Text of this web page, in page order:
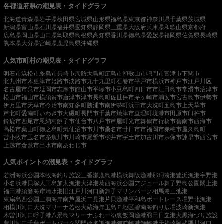
各都道府県の潮見表・タイドグラフ
北海道青森県岩手県秋田県宮城県山形県福島県東京都神奈川県千葉県茨城県
新潟県富山県石川県福井県愛知県静岡県三重県大阪府兵庫県和歌山県京都府
広島県岡山県山口県鳥取県島根県高知県香川県徳島県愛媛県福岡県佐賀県長崎県
熊本県大分県宮崎県 鹿児島県沖縄県
人気市町村の潮見表・タイドグラフ
明石市浜松市糸島市長崎市周防大島町広島市和歌山市鳴門市富津市下関市
北九州市木更津市姫路市淡路市九十九里町石巻市平戸市横浜市神戸市江戸川区
名古屋市呉市延岡市志摩市館山市平塚市小豆島町四日市市江田島市常滑市沼津市
松山市福山市横須賀市唐津市津市長島町佐世保市茅ヶ崎市浦安市宮古島市伊勢市
伊万里市天草市今治市南知多町勝浦市南伊勢町浜田市大洗町五島市 上天草市
芦北町愛南町いわき市大磯町長門市千葉市焼津市亘理町境港市田原市臼杵市
鈴鹿市西尾市恩納村銚子市仙台市八戸市芦屋町光市舞鶴市行橋市碧南市西海市
高松市葉山町徳之島町気仙沼市市川市桑名市廿日市市福岡市赤穂市屋久島町
苫小牧市玉名市糸魚川市 川崎市尾鷲市柳井市宇土市加古川市宗像市諫早市西宮市
上越市倉敷市出水市南あわじ市
人気ポイントの潮見表・タイドグラフ
若洲海浜公園本牧海釣り施設三番瀬 鹿島港横浜舞阪漁港那珂湊港豊浜漁港宇野港
小名浜港 貝塚人工島加太漁港大津港葛西海浜公園アジュール舞子野島公園閖上港
福田港須磨海岸清水港 旧江戸川河口 新舞子マリンパーク相馬港三池港
東扇島西公園三浦海岸南芦屋浜二見港 片貝漁港平和島ボートレース場野北漁港
相模川河口 大洗マリーナ若松大蔵海岸玉島Ｅ地区碧南海釣り広場波崎新漁港
木曽川河口呼子港 八景島マリーナふれーゆ裏飯岡漁港羽田 日立港大黒海づり施設